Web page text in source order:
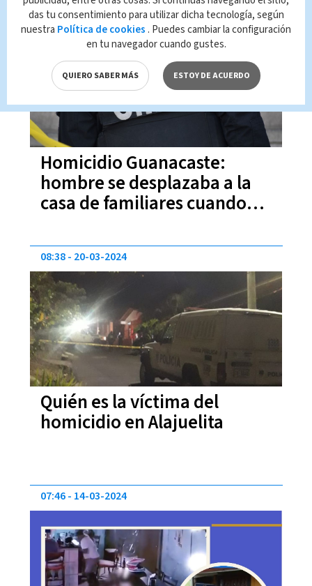
Homicidio Guanacaste:
hombre se desplazaba a la
casa de familiares cuando
09:39 21-03-2024
Quién es la víctima del
homicidio en Alajuelita
08:38 20-03-2024
07:46 14-03-2024
das tu consentimiento para utilizar dicha tecnología, según
nuestra Política de cookies . Puedes cambiar la configuración
en tu navegador cuando gustes.
QUIERO SABER MÁS ESTOY DE ACUERDO